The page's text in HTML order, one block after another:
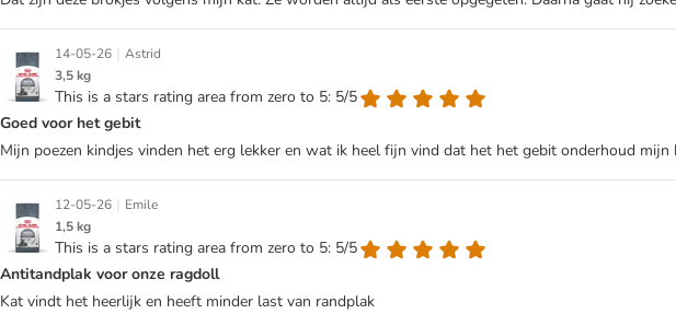
14-05-26 | Astrid
3,5 kg
This is a stars rating area from zero to 5: 5/5
Goed voor het gebit
Mijn poezen kindjes vinden het erg lekker en wat ik heel fijn vind dat het het gebit onderhoud
12-05-26 | Emile
1,5 kg
This is a stars rating area from zero to 5: 5/5
Antitandplak voor onze ragdoll
Kat vindt het heerlijk en heeft minder last van randplak